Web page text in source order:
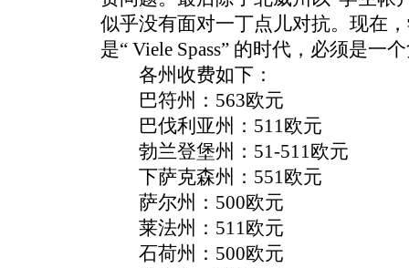
似乎没有面对一丁点儿对抗。现在
是“ Viele Spass” 的时代，必须是一
各州收费如下：
巴符州：563欧元
巴伐利亚州：511欧元
勃兰登堡州：51-511欧元
下萨克森州：551欧元
萨尔州：500欧元
莱法州：511欧元
石荷州：500欧元